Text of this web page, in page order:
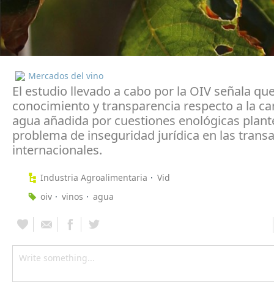
Mercados del vino
El estudio llevado a cabo por la OIV señala
conocimiento y transparencia respecto a la
agua añadida por cuestiones enológicas
problema de inseguridad jurídica en las
internacionales.
Industria Agroalimentaria
Vid
oiv
vinos agua